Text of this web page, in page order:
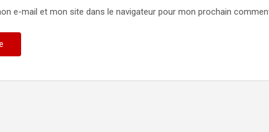
e-mail et mon site dans le navigateur pour mon prochain